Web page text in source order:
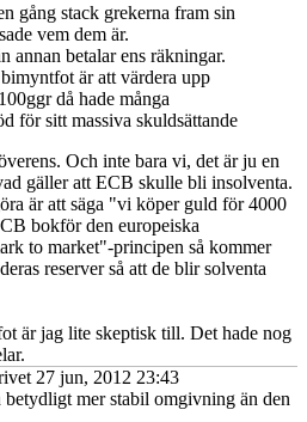
gång stack grekerna fram sin
vem dem är.
annan betalar ens räkningar.
är att värdera upp
då hade många
för sitt massiva skuldsättande
Och inte bara vi, det är ju en
gäller att ECB skulle bli insolventa.
är att säga "vi köper guld för 4000
bokför den europeiska
to market"-principen så kommer
reserver så att de blir solventa
är jag lite skeptisk till. Det hade nog
27 jun, 2012 23:43
mer stabil omgivning än den